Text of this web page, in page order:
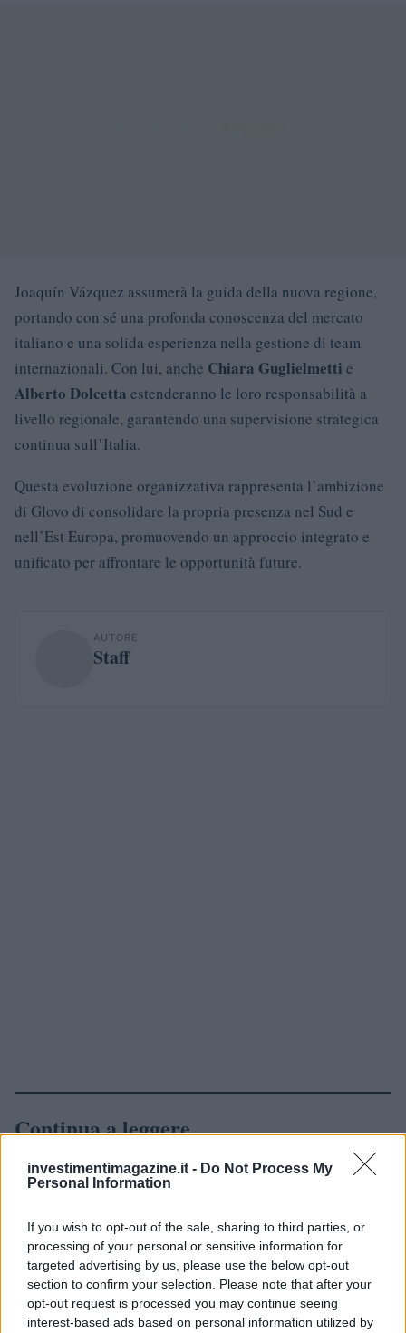
investimentimagazine.it - Do Not Process My
Personal Information
If you wish to opt-out of the sale, sharing to third parties, or
processing of your personal or sensitive information for
targeted advertising by us, please use the below opt-out
section to confirm your selection. Please note that after your
opt-out request is processed you may continue seeing
interest-based ads based on personal information utilized by
Joaquín Vázquez assumerà la guida della nuova regione,
portando con sé una profonda conoscenza del mercato
italiano e una solida esperienza nella gestione di team
internazionali. Con lui, anche Chiara Guglielmetti e
Alberto Dolcetta estenderanno le loro responsabilità a
livello regionale, garantendo una supervisione strategica
continua sull’Italia.
Questa evoluzione organizzativa rappresenta l’ambizione
di Glovo di consolidare la propria presenza nel Sud e
nell’Est Europa, promuovendo un approccio integrato e
unificato per affrontare le opportunità future.
AUTORE
Staff
Continua a leggere
NEWS